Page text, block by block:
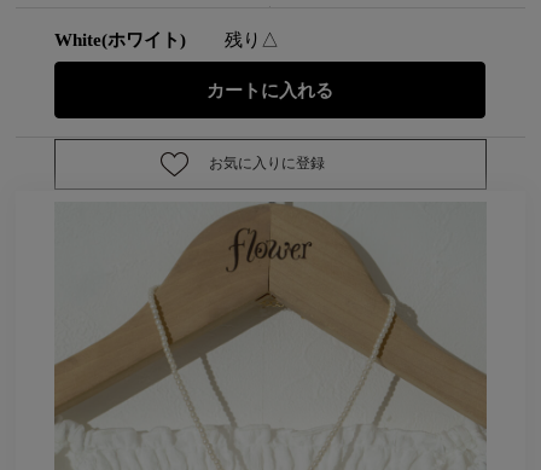
White(ホワイト) 残り△
お気に入りに登録